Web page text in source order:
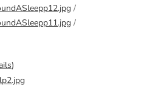
/
/
)